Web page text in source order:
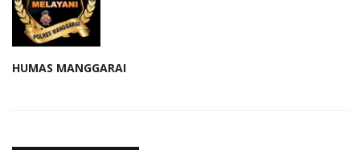
HUMAS MANGGARAI